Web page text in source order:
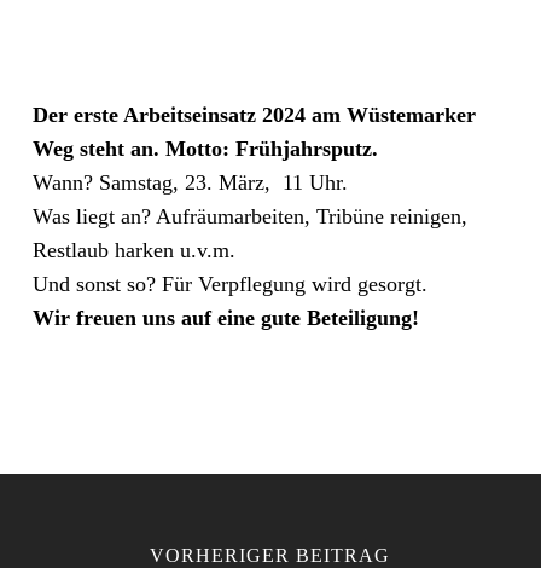
Der erste Arbeitseinsatz 2024 am Wüstemarker
Weg steht an. Motto: Frühjahrsputz.
Wann? Samstag, 23. März, 11 Uhr.
Was liegt an? Aufräumarbeiten, Tribüne reinigen,
Restlaub harken u.v.m.
Und sonst so? Für Verpflegung wird gesorgt.
Wir freuen uns auf eine gute Beteiligung!
VORHERIGER BEITRAG